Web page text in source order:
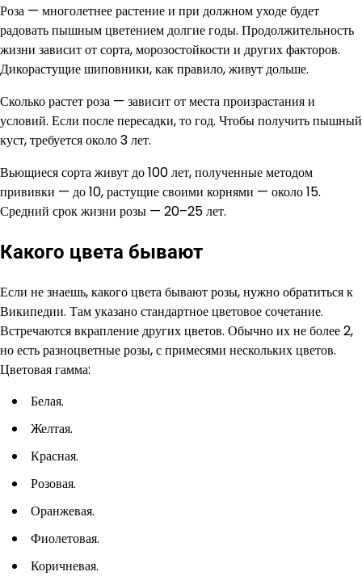
Роза — многолетнее растение и при должном уходе будет
радовать пышным цветением долгие годы. Продолжительность
жизни зависит от сорта, морозостойкости и других факторов.
Дикорастущие шиповники, как правило, живут дольше.
Сколько растет роза — зависит от места произрастания и
условий. Если после пересадки, то год. Чтобы получить пышный
куст, требуется около 3 лет.
Вьющиеся сорта живут до 100 лет, полученные методом
прививки — до 10, растущие своими корнями — около 15.
Средний срок жизни розы — 20–25 лет.
Какого цвета бывают
Если не знаешь, какого цвета бывают розы, нужно обратиться к
Википедии. Там указано стандартное цветовое сочетание.
Встречаются вкрапление других цветов. Обычно их не более 2,
но есть разноцветные розы, с примесями нескольких цветов.
Цветовая гамма:
Белая.
Желтая.
Красная.
Розовая.
Оранжевая.
Фиолетовая.
Коричневая.